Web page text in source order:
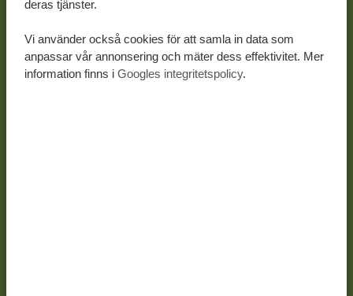
deras tjänster.
Vi använder också cookies för att samla in data som
anpassar vår annonsering och mäter dess effektivitet. Mer
information finns i Googles integritetspolicy.
Lär känna personerna bakom
Tanzania Specialist – Tyo